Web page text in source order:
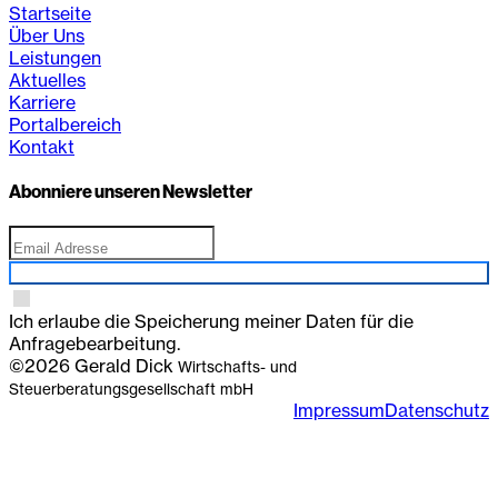
Startseite
Über Uns
Leistungen
Aktuelles
Karriere
Portalbereich
Kontakt
Abonniere unseren Newsletter
Ich erlaube die Speicherung meiner Daten für die
Anfragebearbeitung.
©2026 Gerald Dick Wirtschafts- und
Steuerberatungsgesellschaft mbH
ImpressumDatenschutz